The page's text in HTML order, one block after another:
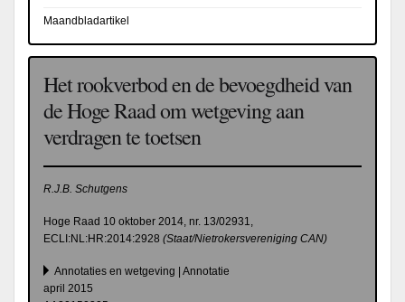
Maandbladartikel
Het rookverbod en de bevoegdheid van
de Hoge Raad om wetgeving aan
verdragen te toetsen
R.J.B. Schutgens
Hoge Raad 10 oktober 2014, nr. 13/02931,
ECLI:NL:HR:2014:2928 (Staat/Nietrokersvereniging CAN)
Annotaties en wetgeving | Annotatie
april 2015